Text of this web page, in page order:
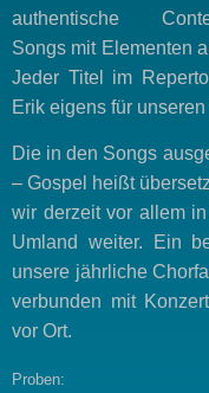
authentische
Songs mit Elementen
Jeder Titel im
Erik eigens für
Die in den Songs
– Gospel heißt
wir derzeit vor allem
Umland weiter. Ein
unsere jährliche
verbunden mit
vor Ort.
Proben: